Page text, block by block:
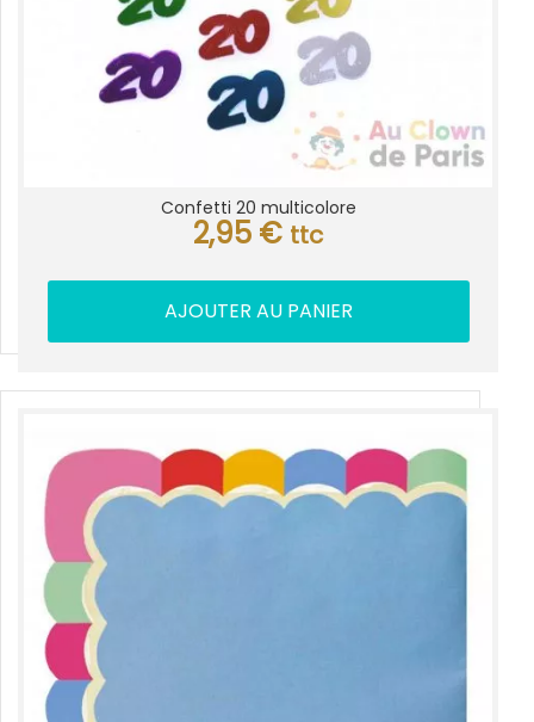
Confetti 20 multicolore
2,95 € ttc
AJOUTER AU PANIER